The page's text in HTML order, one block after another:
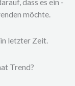
dass es ein -
möchte.
letzter Zeit.
Trend?